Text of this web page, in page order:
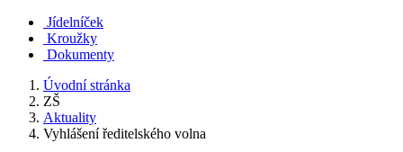
Jídelníček
Kroužky
Dokumenty
Úvodní stránka
ZŠ
Aktuality
Vyhlášení ředitelského volna